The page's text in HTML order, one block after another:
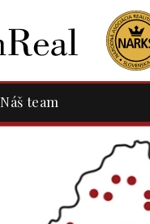
Náš team